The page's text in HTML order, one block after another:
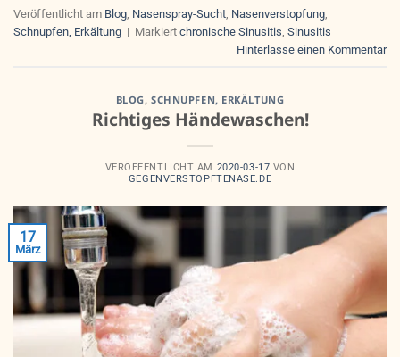
Veröffentlicht am Blog Nasenspray-Sucht Nasenverstopfung
Schnupfen, Erkältung | Markiert chronische Sinusitis Sinusitis
Hinterlasse einen Kommentar
BLOG,SCHNUPFEN, ERKÄLTUNG
Richtiges Händewaschen!
VERÖFFENTLICHT AM 2020-03-17 VON
GEGENVERSTOPFTENASE.DE
17
März